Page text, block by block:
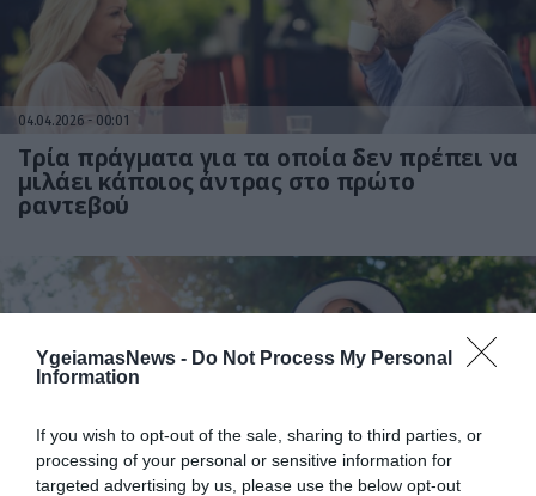
YgeiamasNews - Do Not Process My Personal
Information
If you wish to opt-out of the sale, sharing to third parties, or
processing of your personal or sensitive information for
targeted advertising by us, please use the below opt-out
04.04.2026 00:01
Τρία πράγματα για τα οποία δεν πρέπει να
μιλάει κάποιος άντρας στο πρώτο
ραντεβού
11.03.2026 18:01